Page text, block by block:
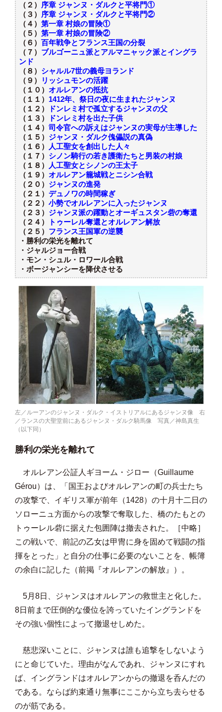
（２） 序章 ジャンヌ・ダルクと平将門①
（３） 序章 ジャンヌ・ダルクと平将門②
（４） 第一章 村娘の冒険①
（５） 第一章 村娘の冒険②
（６） 百年戦争とフランス王国の分裂
（７） ブルゴーニュ派とアルマニャック派とイングラ
ンド
（８） シャルル7世の義母ヨランド
（９）
リッシュモンの活躍
（１０） オルレアンの抵抗
（１１） 1412年、祭日の夜に生まれたジャンヌ
（１２）
ドンレミ村で孤立するジャンヌの父
（１３）
ドンレミ村を出た子供
（１４） 司令官への訴えはジャンヌの実母が主導した
（１５） ジャンヌ・ダルク傀儡説の真偽
（１６）
人工聖女を創出した人々
（１７） シノン騎行の若き護衛たちと男装の村娘
（１８）
人工聖女とシノンの王太子
（１９） オルレアン籠城戦とニシン合戦
（２０） ジャンヌの進発
（２１） デュノワの時間稼ぎ
（２２） 小勢でオルレアンに入ったジャンヌ
（２３） ジャンヌ派の躍動とオーギュスタン砦の奪還
（２４）
トゥーレル奪還とオルレアン解放
（２５） フランス王国軍の逆襲
・勝利の栄光を離れて
・ジャルジョー合戦
・モン・シュル・ロワール合戦
・ボージャンシーを降伏させる
左／ルーアンのジャンヌ・ダルク・イストリアルにあるジャンヌ像 右
／ランスの大聖堂前にあるジャンヌ・ダルク騎馬像 写真／神島真生
（以下同）
勝利の栄光を離れて
オルレアン公証人ギヨーム・ジロー（Guillaume
Gérou）は、「国王およびオルレアンの町の兵士たち
の攻撃で、イギリス軍が前年（1428）の十月十二日の
ソローニュ方面からの攻撃で奪取した、橋のたもとの
トゥーレル砦に据えた包囲陣は撤去された。［中略］
この戦いで、前記の乙女は甲冑に身を固めて戦闘の指
揮をとった」と自分の仕事に必要のないことを、帳簿
の余白に記した（前掲『オルレアンの解放』）。
5月8日、ジャンヌはオルレアンの救世主と化した。
8日前まで圧倒的な優位を誇っていたイングランドを
その強い個性によって撤退せしめた。
慈悲深いことに、ジャンヌは誰も追撃をしないよう
にと命じていた。理由がなんであれ、ジャンヌにすれ
ば、イングランドはオルレアンからの撤退を呑んだの
である。ならば約束通り無事にここから立ち去らせる
のが筋である。